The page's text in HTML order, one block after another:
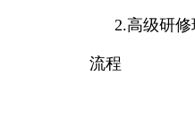
2.高级研
流程